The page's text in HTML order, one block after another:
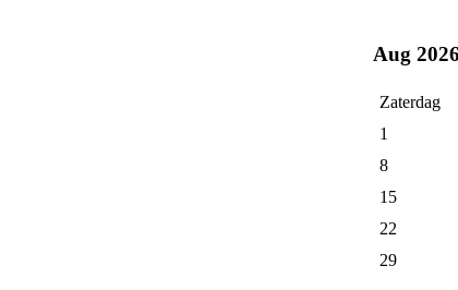
Aug 2026
Zaterdag
1
8
15
22
29